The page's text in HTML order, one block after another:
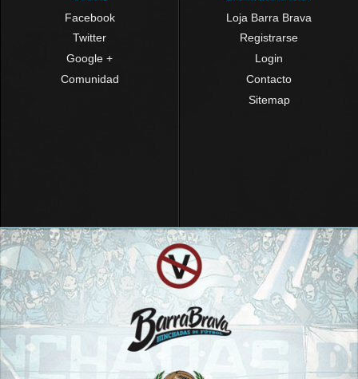
Facebook
Twitter
Google +
Comunidad
Loja Barra Brava
Registrarse
Login
Contacto
Sitemap